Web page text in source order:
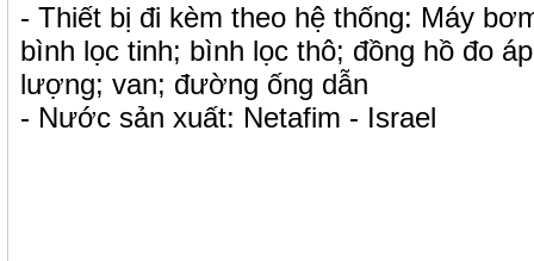
- Thiết bị đi kèm theo hệ thống: Máy
bình lọc tinh; bình lọc thô; đồng hồ đo
lượng; van; đường ống dẫn
- Nước sản xuất: Netafim - Israel